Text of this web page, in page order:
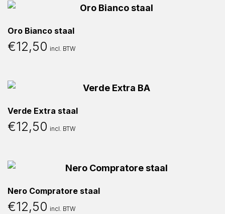
Oro Bianco staal
€12,50 incl. BTW
Verde Extra staal
€12,50 incl. BTW
Nero Compratore staal
€12,50 incl. BTW